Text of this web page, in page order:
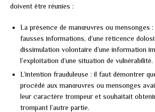
doivent être réunies :
La présence de manœuvres ou mensonges :
fausses informations, d’une réticence
dissimulation volontaire d’une information
l’exploitation d’une situation de vulnérabilité.
L’intention frauduleuse : il faut démontrer
procédé aux manœuvres ou mensonges
leur caractère trompeur et souhaitait
trompant l’autre partie.